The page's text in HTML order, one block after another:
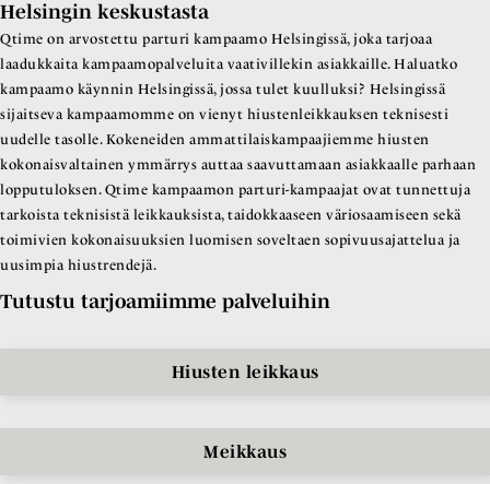
Helsingin keskustasta
Qtime on arvostettu parturi kampaamo Helsingissä, joka tarjoaa
laadukkaita kampaamopalveluita vaativillekin asiakkaille. Haluatko
kampaamo käynnin Helsingissä, jossa tulet kuulluksi? Helsingissä
sijaitseva kampaamomme on vienyt hiustenleikkauksen teknisesti
uudelle tasolle. Kokeneiden ammattilaiskampaajiemme hiusten
kokonaisvaltainen ymmärrys auttaa saavuttamaan asiakkaalle parhaan
lopputuloksen. Qtime kampaamon parturi-kampaajat ovat tunnettuja
tarkoista teknisistä leikkauksista, taidokkaaseen väriosaamiseen sekä
toimivien kokonaisuuksien luomisen soveltaen sopivuusajattelua ja
uusimpia hiustrendejä.
Tutustu tarjoamiimme palveluihin
Hiusten leikkaus
Meikkaus